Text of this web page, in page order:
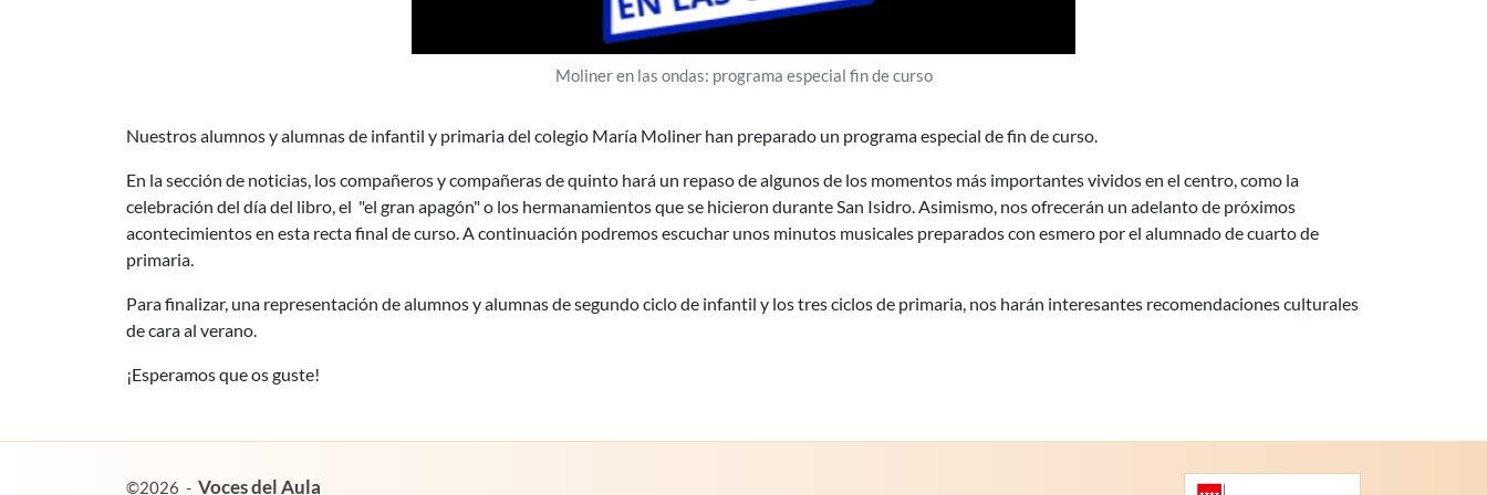
Moliner en las ondas: programa especial fin de curso
Nuestros alumnos y alumnas de infantil y primaria del colegio María Moliner han preparado un programa especial de fin de curso.
En la sección de noticias, los compañeros y compañeras de quinto hará un repaso de algunos de los momentos más importantes vividos en el centro, como la
celebración del día del libro, el "el gran apagón" o los hermanamientos que se hicieron durante San Isidro. Asimismo, nos ofrecerán un adelanto de próximos
acontecimientos en esta recta final de curso. A continuación podremos escuchar unos minutos musicales preparados con esmero por el alumnado de cuarto de
primaria.
Para finalizar, una representación de alumnos y alumnas de segundo ciclo de infantil y los tres ciclos de primaria, nos harán interesantes recomendaciones culturales
de cara al verano.
¡Esperamos que os guste!
©2026 - Voces del Aulaes un proyecto de: